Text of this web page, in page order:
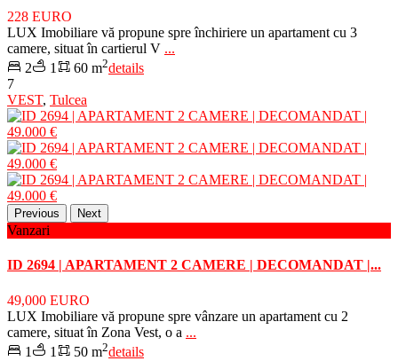
228 EURO
LUX Imobiliare vă propune spre închiriere un apartament cu 3
camere, situat în cartierul V ...
2
1 60 m2details
7
VEST, Tulcea
Previous Next
Vanzari
ID 2694 | APARTAMENT 2 CAMERE | DECOMANDAT |...
49,000 EURO
LUX Imobiliare vă propune spre vânzare un apartament cu 2
camere, situat în Zona Vest, o a ...
1
1 50 m2details